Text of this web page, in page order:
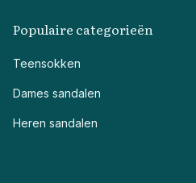
Populaire categorieën
Teensokken
Dames sandalen
Heren sandalen